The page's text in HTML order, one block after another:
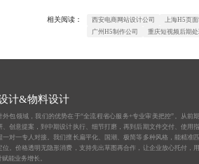
相关阅读： 西安电商网站设计公司
上海H5页
广州H5制作公司
重庆短视频后期
计&物料设计
外包领域，我们的优势在于“全流程省心服务+专业审美把控”。从前
、创意提案，到中期设计执行、细节打磨，再到后期文件交付、使用
一对一专人对接。我们擅长扁平化、国潮、极简等多种风格，能精准
位。价格透明无隐形消费，支持先出草图再合作，让企业放心托付，
能业务增长。